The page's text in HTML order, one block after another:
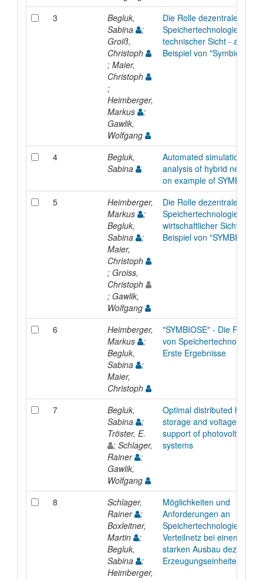
3
Begluk,
Sabina
;
Groiß,
Christoph
; Maier,
Christoph
;
Heimberger,
Markus
;
Gawlik,
Wolfgang
Die Rolle dezentraler
Speichertechnologien aus
technischer Sicht - am
Beispiel von "Symbiose"
4
Begluk,
Sabina
Automated simulation and
analysis of hybrid networks
on example of SYMBIOSE
5
Heimberger,
Markus
;
Begluk,
Sabina
;
Maier,
Christoph
; Groiss,
Christoph
; Gawlik,
Wolfgang
Die Rolle dezentraler
Speichertechnologien aus
wirtschaftlicher Sicht - am
Beispiel von "SYMBIOSE"
6
Heimberger,
Markus
;
Begluk,
Sabina
;
Maier,
Christoph
"SYMBIOSE" - Die Rolle
von Speichertechnologien
Erste Ergebnisse
7
Begluk,
Sabina
;
Tröster, E.
; Schlager,
Rainer
;
Gawlik,
Wolfgang
Optimal distributed hybrid
storage and voltage
support of photovoltaic
systems
8
Schlager,
Rainer
;
Boxleitner,
Martin
;
Begluk,
Sabina
;
Heimberger,
Möglichkeiten und
Anforderungen an
Speichertechnologien im
Verteilnetz bei einem
starken Ausbau
Erzeugungseinheiten